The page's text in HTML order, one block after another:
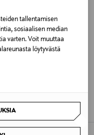
tallentamisen
sosiaalisen median
varten. Voit muuttaa
löytyvästä
Musia-farkkushortsit
Price
56,90 €